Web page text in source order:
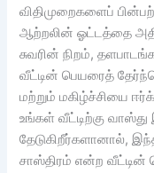
விதிமுறைகளைப்
ஆற்றலின் ஓட்டத்தை
சுவரின் நிறம்,
வீட்டின் பெயரைத்
மற்றும் மகிழ்ச்சியை
உங்கள் வீட்டிற்கு
தேடுகிறீர்களானால்,
சாஸ்திரம் என்ற வீட்டின்